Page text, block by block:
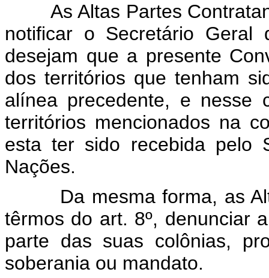
As Altas Partes
notificar o Secretário Geral
desejam que a presente
dos territórios que tenham
alínea precedente, e nesse
territórios mencionados na
esta ter sido recebida pelo
Nações.
Da mesma forma, as
têrmos do art. 8º, denunciar
parte das suas colônias,
soberania ou mandato.